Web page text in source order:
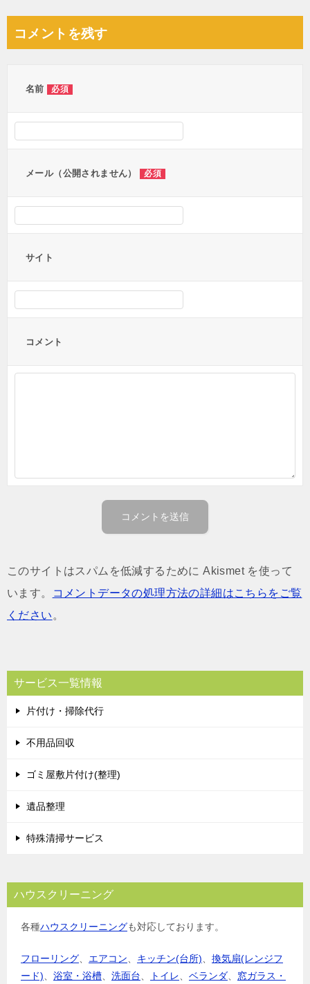
ビ
コメントを残す
名前 必須
メール（公開されません） 必須
サイト
コメント
このサイトはスパムを低減するために Akismet を使って
います。
コメントデータの処理方法の詳細はこちらをご覧
ください 。
サービス一覧情報
片付け・掃除代行
不用品回収
ゴミ屋敷片付け(整理)
遺品整理
特殊清掃サービス
ハウスクリーニング
各種ハウスクリーニングも対応しております。
フローリング エアコン キッチン(台所)
換気扇(レンジフ
ード)
浴室・浴槽 洗面台 トイレ ベランダ 窓ガラス・